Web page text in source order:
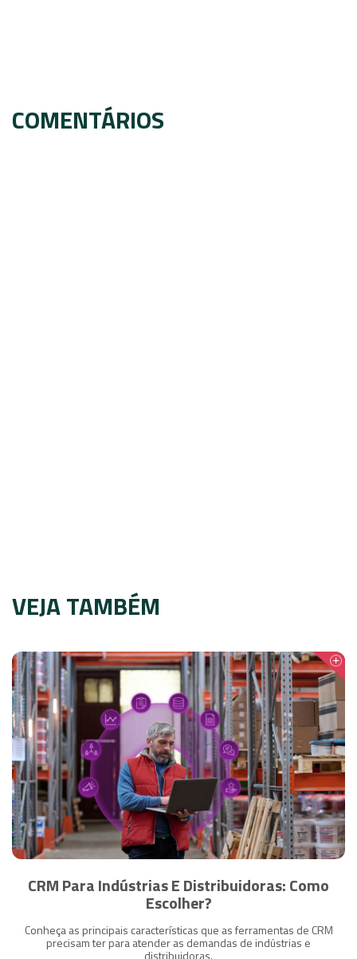
COMENTÁRIOS
VEJA TAMBÉM
CRM Para Indústrias E Distribuidoras: Como
Escolher?
Conheça as principais características que as ferramentas de CRM
precisam ter para atender as demandas de indústrias e
distribuidoras.